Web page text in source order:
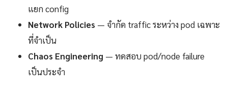
แยก config
Network Policies — จำกัด traffic ระหว่าง pod เฉพาะ
ที่จำเป็น
Chaos Engineering — ทดสอบ pod/node failure
เป็นประจำ